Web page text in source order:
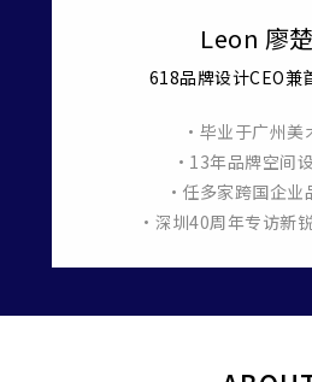
Leon 廖
618品牌设计CEO兼
•毕业于广州美
•13年品牌空间
•任多家跨国企业
•深圳40周年专访新